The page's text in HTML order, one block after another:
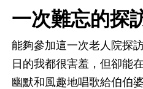
一次難忘的探
能夠參加這一次老人院探
日的我都很害羞，但卻能
幽默和風趣地唱歌給伯伯